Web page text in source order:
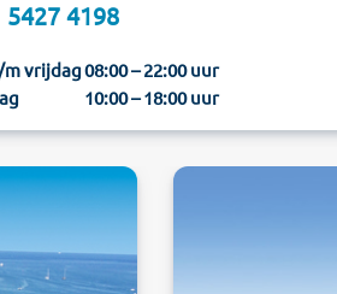
5427 4198
m vrijdag08:00 – 22:00 uur
10:00 – 18:00 uur